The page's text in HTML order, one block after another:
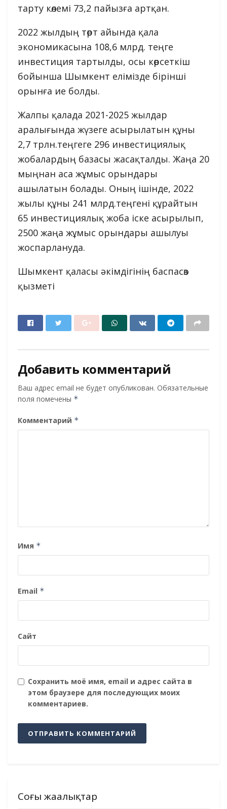
тарту көлемі 73,2 пайызға артқан.
2022 жылдың төрт айында қала
экономикасына 108,6 млрд. теңге
инвестиция тартылды, осы көрсеткіш
бойынша Шымкент елімізде бірінші
орынға ие болды.
Жалпы қалада 2021-2025 жылдар
аралығында жүзеге асырылатын құны
2,7 трлн.теңгеге 296 инвестициялық
жобалардың базасы жасақталды. Жаңа 20
мыңнан аса жұмыс орындары
ашылатын болады. Оның ішінде, 2022
жылы құны 241 млрд.теңгені құрайтын
65 инвестициялық жоба іске асырылып,
2500 жаңа жұмыс орындары ашылуы
жоспарлануда.
Шымкент қаласы әкімдігінің баспасөз
қызметі
Добавить комментарий
Ваш адрес email не будет опубликован. Обязательные
поля помечены *
Комментарий *
Имя *
Email *
Сайт
Сохранить моё имя, email и адрес сайта в
этом браузере для последующих моих
комментариев.
Соңғы жаңалықтар